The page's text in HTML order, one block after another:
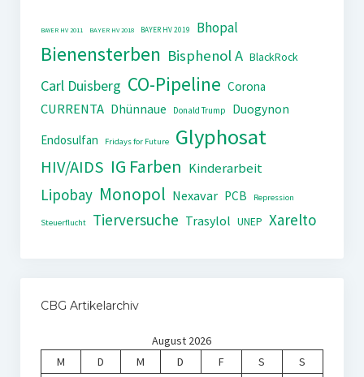
BAYER HV 2011 BAYER HV 2018 BAYER HV 2019 Bhopal
Bienensterben Bisphenol A BlackRock
Carl Duisberg CO-Pipeline Corona
CURRENTA Dhünnaue Donald Trump
Duogynon
Endosulfan
Fridays for Future Glyphosat
HIV/AIDS IG Farben Kinderarbeit
Lipobay Monopol Nexavar PCB Repression
Steuerflucht Tierversuche Trasylol UNEP Xarelto
CBG Artikelarchiv
August 2026
M
D M D F S
S